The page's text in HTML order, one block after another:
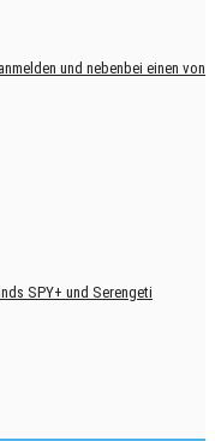
und nebenbei einen von
SPY+ und Serengeti